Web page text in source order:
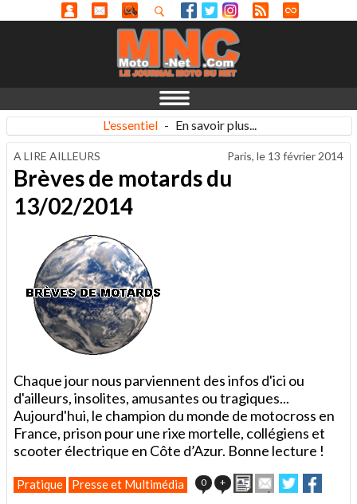
L'essentiel - En savoir plus...
A LIRE AILLEURS Paris, le 13 février 2014
Brèves de motards du
13/02/2014
Chaque jour nous parviennent des infos d'ici ou
d'ailleurs, insolites, amusantes ou tragiques...
Aujourd'hui, le champion du monde de motocross en
France, prison pour une rixe mortelle, collégiens et
scooter électrique en Côte d’Azur. Bonne lecture !
Pratique Presse et Multimédia 0 + ImprimerEnvoyer
cet
Partager
sur
sur